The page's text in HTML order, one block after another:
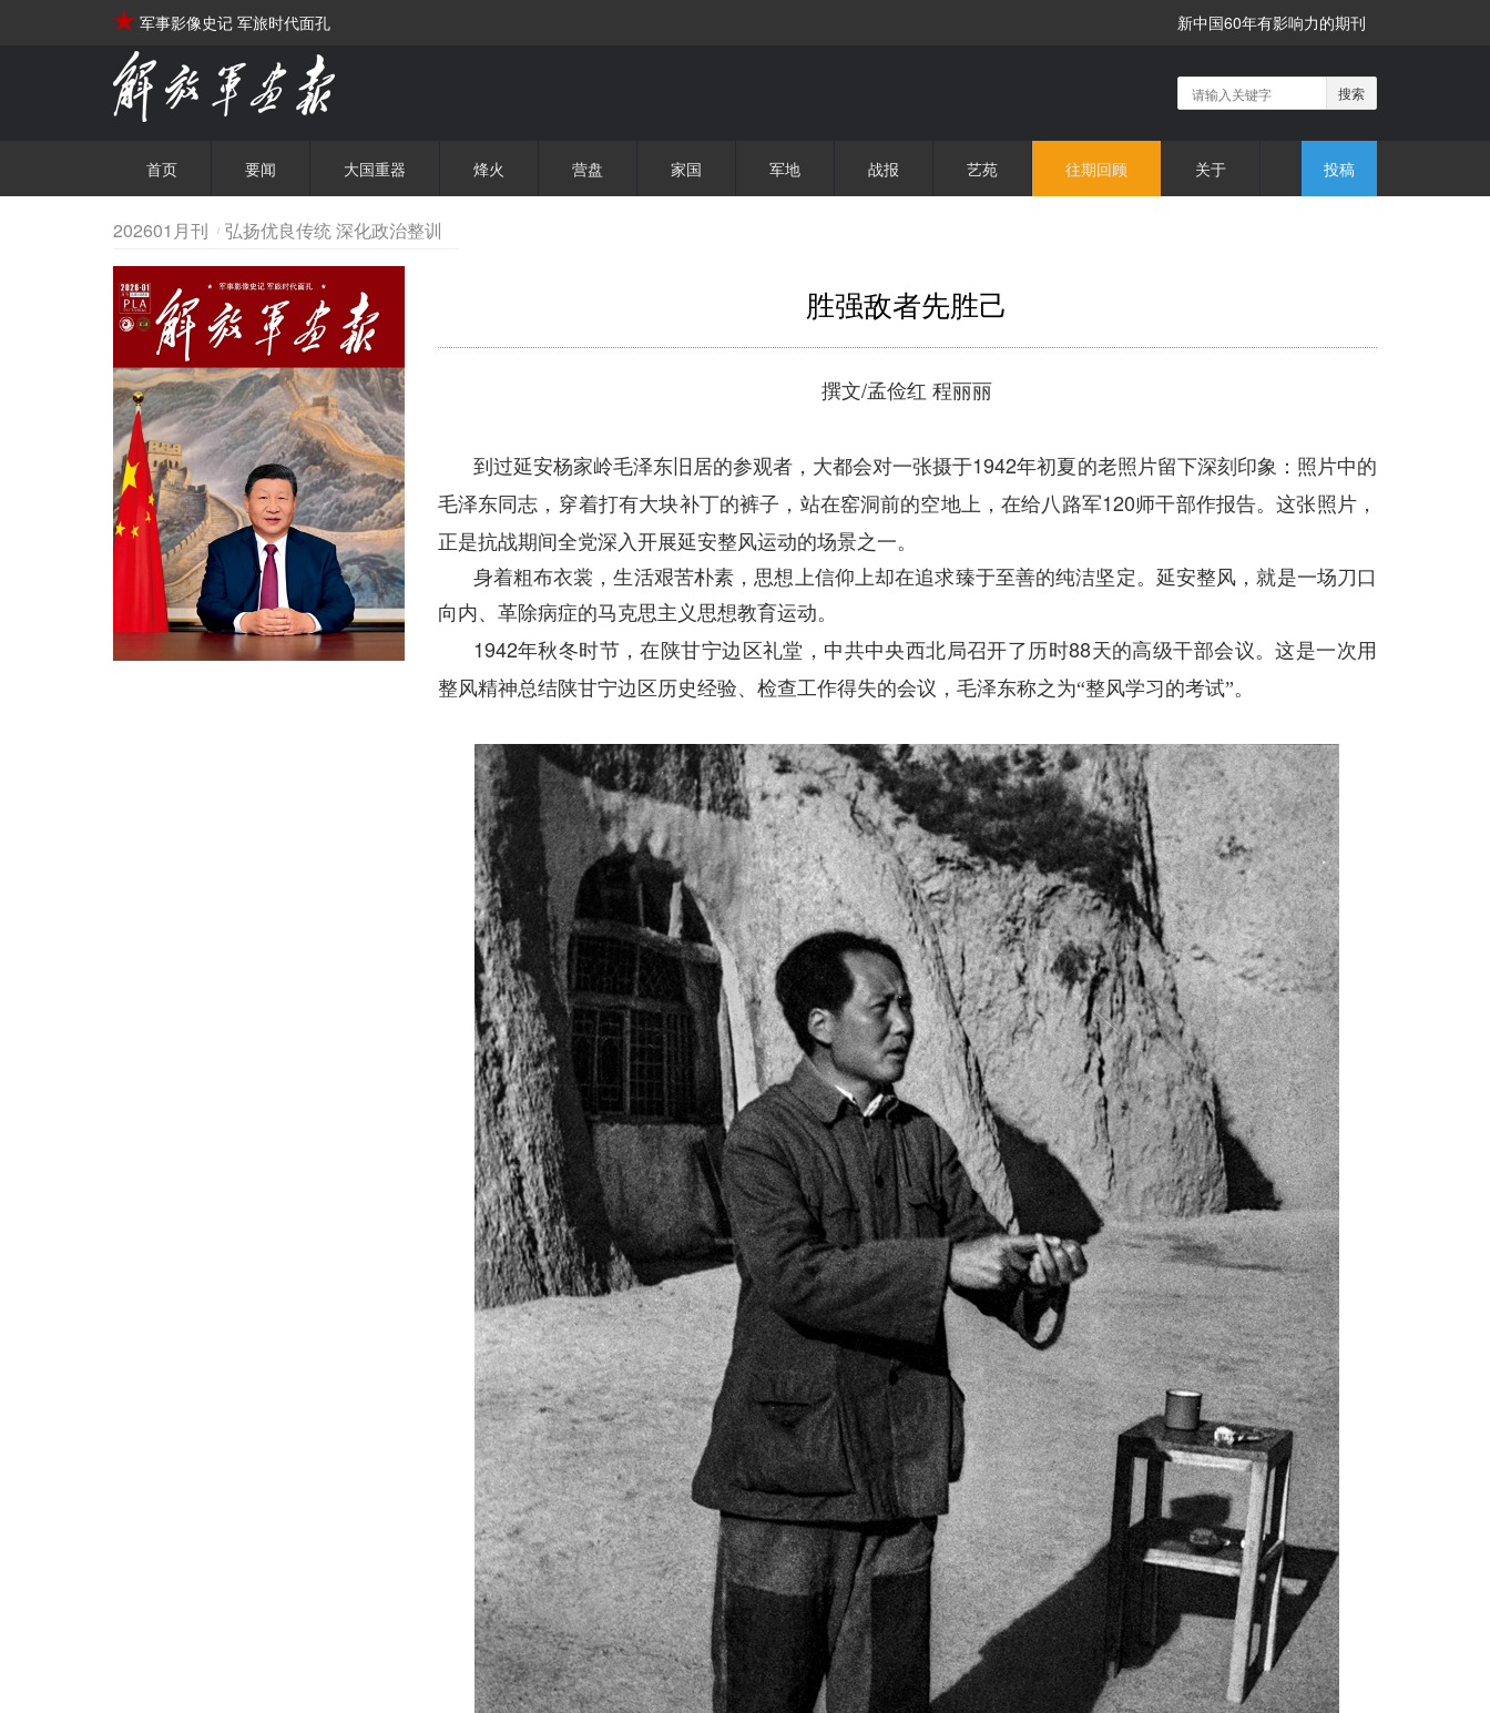
军事影像史记 军旅时代面孔 新中国60年有影响力的期刊
搜索
首页 要闻 大国重器 烽火 营盘 家国 军地 战报 艺苑 往期回顾 关于 投稿
202601月刊 弘扬优良传统 深化政治整训
胜强敌者先胜己
撰文/孟俭红 程丽丽
到过延安杨家岭毛泽东旧居的参观者，大都会对一张摄于1942年初夏的老照片留下深刻印象：照片中的
毛泽东同志，穿着打有大块补丁的裤子，站在窑洞前的空地上，在给八路军120师干部作报告。这张照片，
正是抗战期间全党深入开展延安整风运动的场景之一。
身着粗布衣裳，生活艰苦朴素，思想上信仰上却在追求臻于至善的纯洁坚定。延安整风，就是一场刀口
向内、革除病症的马克思主义思想教育运动。
1942年秋冬时节，在陕甘宁边区礼堂，中共中央西北局召开了历时88天的高级干部会议。这是一次用
整风精神总结陕甘宁边区历史经验、检查工作得失的会议，毛泽东称之为“整风学习的考试”。